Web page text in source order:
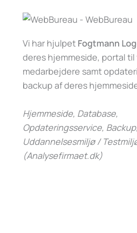
Vi har hjulpet Fogtmann
deres hjemmeside, portal
medarbejdere samt
backup af deres
Hjemmeside, Database,
Opdateringsservice, Backup,
Uddannelsesmiljø /
(Analysefirmaet.dk)